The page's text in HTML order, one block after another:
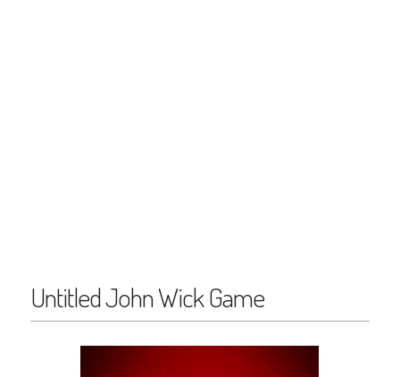
Untitled John Wick Game